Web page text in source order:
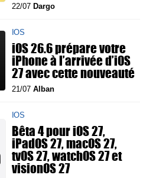
22/07 Dargo
IOS
iOS 26.6 prépare votre
iPhone à l’arrivée d’iOS
27 avec cette nouveauté
21/07 Alban
IOS
Bêta 4 pour iOS 27,
iPadOS 27, macOS 27,
tvOS 27, watchOS 27 et
visionOS 27